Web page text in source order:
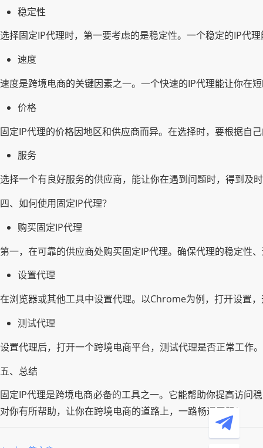
稳定性
选择固定IP代理时，第一要考虑的是稳定性。一个稳定的IP代
速度
速度是跨境电商的关键因素之一。一个快速的IP代理能让你在
价格
固定IP代理的价格因地区和供应商而异。在选择时，要根据自
服务
选择一个有良好服务的供应商，能让你在遇到问题时，得到及
四、如何使用固定IP代理？
购买固定IP代理
第一，在可靠的供应商处购买固定IP代理。确保代理的稳定性
设置代理
在浏览器或其他工具中设置代理。以Chrome为例，打开设置
测试代理
设置代理后，打开一个跨境电商平台，测试代理是否正常工作。
五、总结
固定IP代理是跨境电商必备的工具之一。它能帮助你提高访问
对你有所帮助，让你在跨境电商的道路上，一路畅通无阻！